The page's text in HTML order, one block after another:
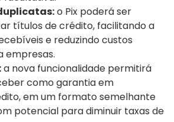
o Pix poderá ser
títulos de crédito, facilitando a
e reduzindo custos
empresas.
a nova funcionalidade permitirá
como garantia em
em um formato semelhante
potencial para diminuir taxas de